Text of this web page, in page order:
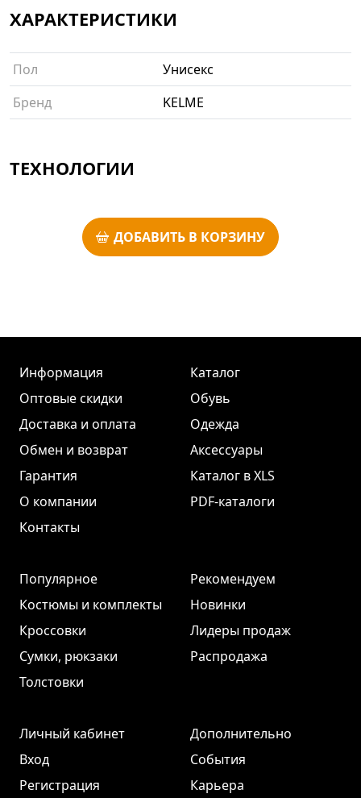
ХАРАКТЕРИСТИКИ
Пол
Унисекс
Бренд
KELME
ТЕХНОЛОГИИ
ДОБАВИТЬ В КОРЗИНУ
Информация
Оптовые скидки
Доставка и оплата
Обмен и возврат
Гарантия
О компании
Контакты
Каталог
Обувь
Одежда
Аксессуары
Каталог в XLS
PDF-каталоги
Популярное
Костюмы и комплекты
Кроссовки
Сумки, рюкзаки
Толстовки
Рекомендуем
Новинки
Лидеры продаж
Распродажа
Личный кабинет
Вход
Регистрация
Дополнительно
События
Карьера